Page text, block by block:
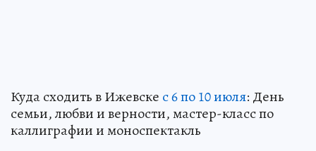
Куда сходить в Ижевске с 6 по 10 июля: День
семьи, любви и верности, мастер-класс по
каллиграфии и моноспектакль